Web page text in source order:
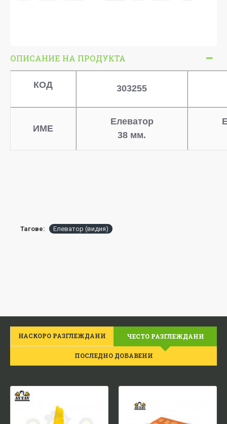
ОПИСАНИЕ НА ПРОДУКТА
КОД 303255
ИМЕ
Елеватор
38 мм.
Тагове: Елеватор (видия)
НАСКОРО РАЗГЛЕЖДАНИ ЧЕСТО РАЗГЛЕЖДАНИ
ПОСЛЕДНО ДОБАВЕНИ